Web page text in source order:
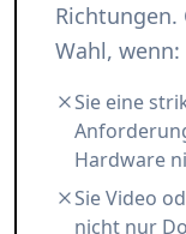
Richtungen.
Wahl, wenn:
Sie eine
Hardware
Sie Video
nicht nur